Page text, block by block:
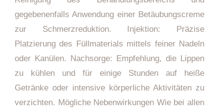
gegebenenfalls Anwendung einer Betäubungscreme
zur Schmerzreduktion. Injektion: Präzise
Platzierung des Füllmaterials mittels feiner Nadeln
oder Kanülen. Nachsorge: Empfehlung, die Lippen
zu kühlen und für einige Stunden auf heiße
Getränke oder intensive körperliche Aktivitäten zu
verzichten. Mögliche Nebenwirkungen Wie bei allen